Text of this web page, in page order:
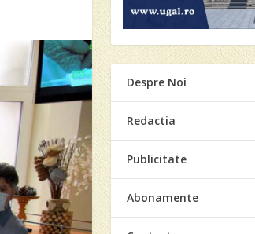
Despre Noi
Redactia
Publicitate
Abonamente